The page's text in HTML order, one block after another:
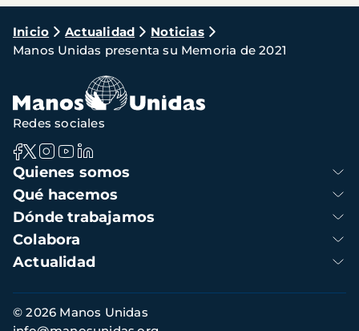
Ruta
de
navegación
Inicio Actualidad
Noticias
Manos Unidas presenta su Memoria de 2021
Navegación
principal
Quienes somos
Qué hacemos
Dónde trabajamos
Colabora
Actualidad
Redes sociales
Información
de
© 2026 Manos Unidas